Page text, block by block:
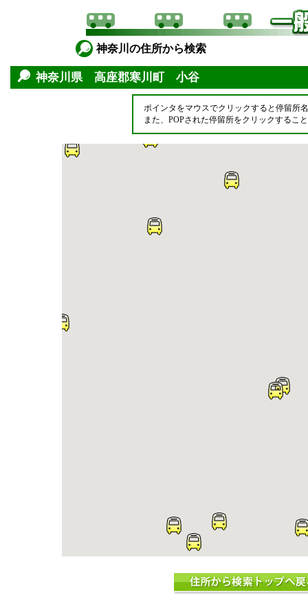
神奈川の住所から検索
神奈川県 高座郡寒川町 小谷
ポインタをマウスでクリックすると停留所
また、POPされた停留所をクリックするこ